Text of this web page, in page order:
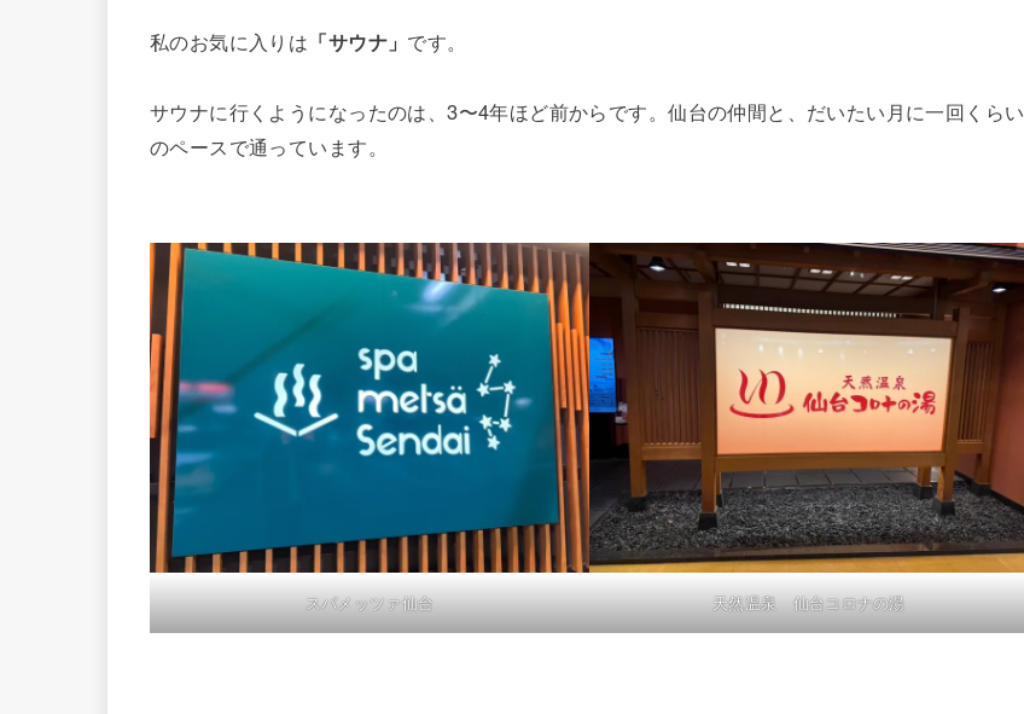
私のお気に入りは 「サウナ」 です。
サウナに行くようになったのは、3〜4年ほど前からです。仙台の仲間と、だいたい月に一回くらい
のペースで通っています。
スパメッツァ仙台 天然温泉 仙台コロナの湯